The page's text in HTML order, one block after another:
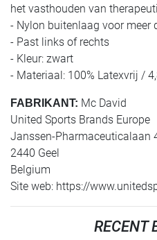
het vasthouden van
- Nylon buitenlaag voor meer
- Past links of rechts
- Kleur: zwart
- Materiaal: 100% Latexvrij /
FABRIKANT: Mc David
United Sports Brands Europe
Janssen-Pharmaceuticalaan
2440 Geel
Belgium
Site web: https://
RECENT